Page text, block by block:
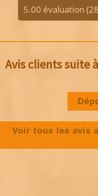
5.00 évaluation
Avis clients suite
Voir tous les avis